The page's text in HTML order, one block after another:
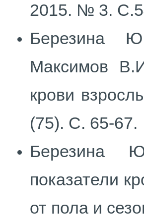
2015. № 3.
Березина
Максимов
крови
(75). С. 65-67.
Березина
показатели
от пола и